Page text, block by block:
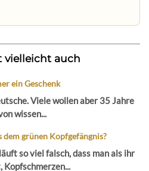
vielleicht auch
ein Geschenk
Viele wollen aber 35 Jahre
wissen...
grünen Kopfgefängnis?
so viel falsch, dass man als ihr